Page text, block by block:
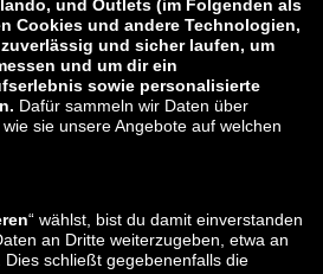
zalando-lounge.cz
zalando-lounge.sk
zalando-lounge.hr
zalando-lounge.ee